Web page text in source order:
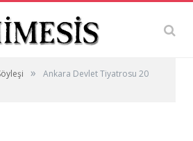
»
Ankara Devlet Tiyatrosu 20